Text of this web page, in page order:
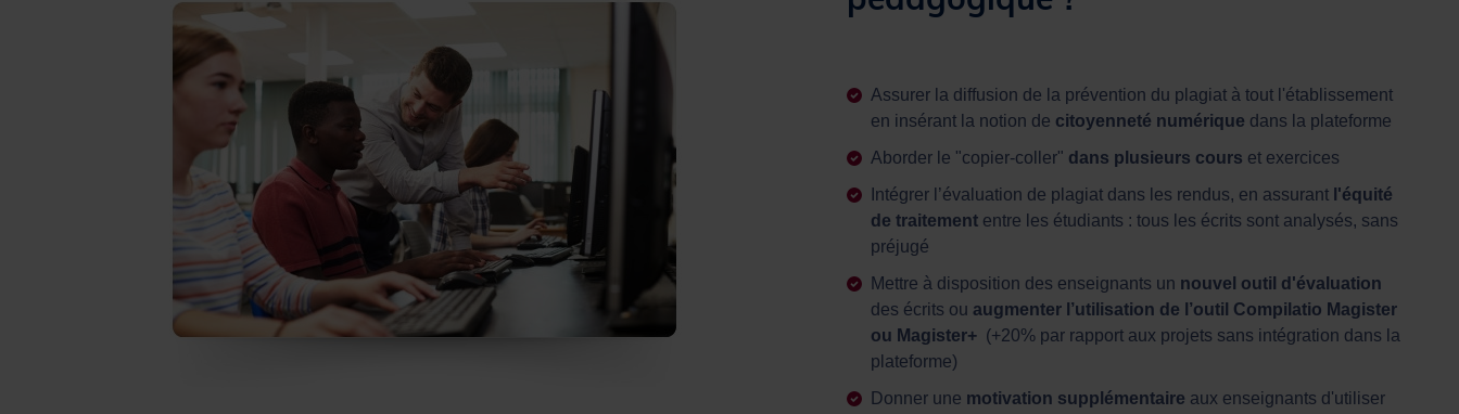
Assurer la diffusion de la prévention du plagiat à tout l'établissement
en insérant la notion de citoyenneté numérique dans la plateforme
Aborder le "copier-coller" dans plusieurs cours et exercices
Intégrer l’évaluation de plagiat dans les rendus, en assurant l'équité
de traitement entre les étudiants : tous les écrits sont analysés, sans
préjugé
Mettre à disposition des enseignants un nouvel outil d'évaluation
des écrits ou augmenter l’utilisation de l’outil Compilatio Magister
ou Magister+ (+20% par rapport aux projets sans intégration dans la
plateforme)
Donner une motivation supplémentaire aux enseignants d'utiliser